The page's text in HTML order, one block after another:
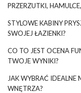
PRZERZUTKI,
STYLOWE KABINY
SWOJEJ ŁAZIENKI?
CO TO JEST OCENA
TWOJE WYNIKI?
JAK WYBRAĆ IDEALNE
WNĘTRZA?